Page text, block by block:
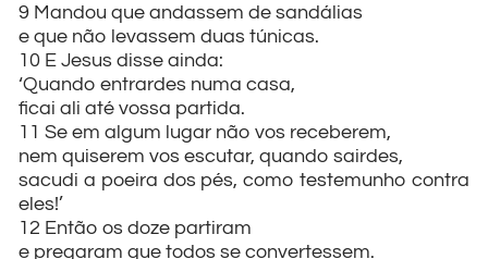
9 Mandou que andassem de sandálias
e que não levassem duas túnicas.
10 E Jesus disse ainda:
‘Quando entrardes numa casa,
ficai ali até vossa partida.
11 Se em algum lugar não vos receberem,
nem quiserem vos escutar, quando sairdes,
sacudi a poeira dos pés, como testemunho contra
eles!’
12 Então os doze partiram
e pregaram que todos se convertessem.